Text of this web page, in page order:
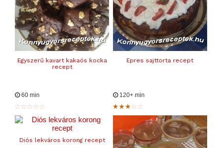
Egyszerű kavart kakaós kocka
recept
Epres sajttorta recept
60 min
Diós lekváros korong recept
120+ min